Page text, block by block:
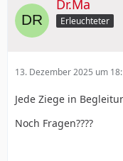
Dr.Ma
Erleuchteter
13. Dezember 2025 um
Jede Ziege in
Noch Fragen????